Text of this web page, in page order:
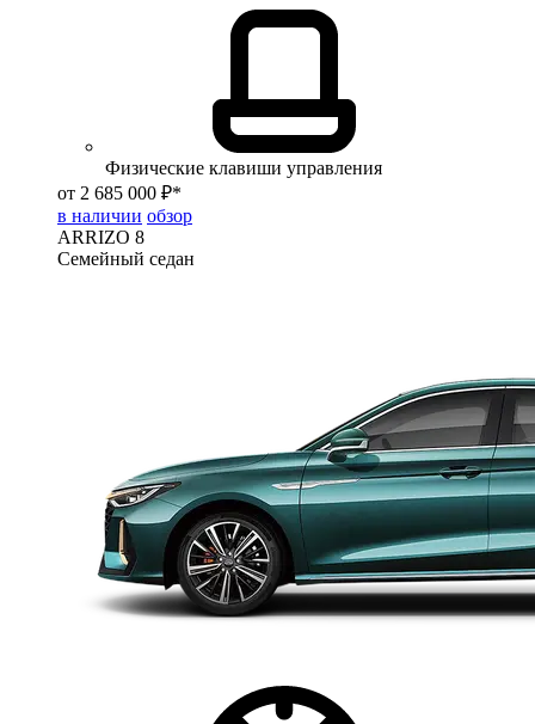
Физические клавиши управления
от 2 685 000 ₽*
в наличии обзор
ARRIZO 8
Семейный седан